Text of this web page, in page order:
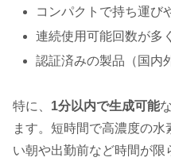
コンパクトで持ち運び
連続使用可能回数が多
認証済みの製品（国内
特に、 1分以内で生成可能
ます。短時間で高濃度の
い朝や出勤前など時間が限